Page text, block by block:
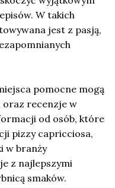
W takich
jest z pasją,
pomocne mogą
oraz recenzje w
od osób, które
pizzy capricciosa,
w branży
z najlepszymi
smaków.